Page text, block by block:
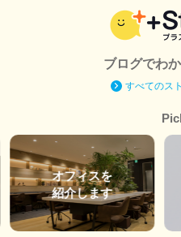
ブログでわ
すべてのス
オフィスを
紹介します